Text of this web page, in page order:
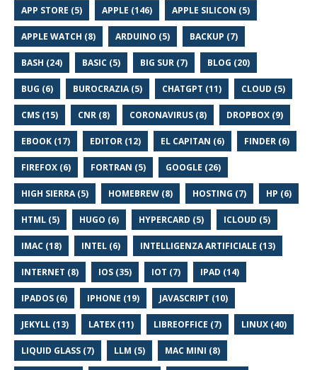
APP STORE (5) APPLE (146) APPLE SILICON (5)
APPLE WATCH (8) ARDUINO (5) BACKUP (7)
BASH (24) BASIC (5) BIG SUR (7) BLOG (20)
BUG (6) BUROCRAZIA (5) CHATGPT (11) CLOUD (5)
CMS (15) CNR (8) CORONAVIRUS (8) DROPBOX (9)
EBOOK (17) EDITOR (12) EL CAPITAN (6) FINDER (6)
FIREFOX (6) FORTRAN (5) GOOGLE (26)
HIGH SIERRA (5) HOMEBREW (8) HOSTING (7) HP (6)
HTML (5) HUGO (6) HYPERCARD (5) ICLOUD (5)
IMAC (18) INTEL (6) INTELLIGENZA ARTIFICIALE (13)
INTERNET (8) IOS (35) IOT (7) IPAD (14)
IPADOS (6) IPHONE (19) JAVASCRIPT (10)
JEKYLL (13) LATEX (11) LIBREOFFICE (7) LINUX (40)
LIQUID GLASS (7) LLM (5) MAC MINI (8)